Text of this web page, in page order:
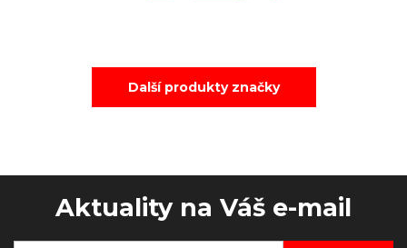
Další produkty značky
Aktuality na Váš e-mail